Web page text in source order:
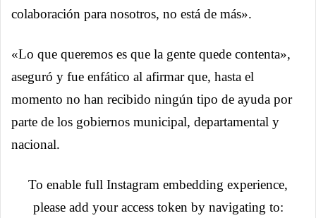
colaboración para nosotros, no está de más».
«Lo que queremos es que la gente quede contenta»,
aseguró y fue enfático al afirmar que, hasta el
momento no han recibido ningún tipo de ayuda por
parte de los gobiernos municipal, departamental y
nacional.
To enable full Instagram embedding experience,
please add your access token by navigating to: